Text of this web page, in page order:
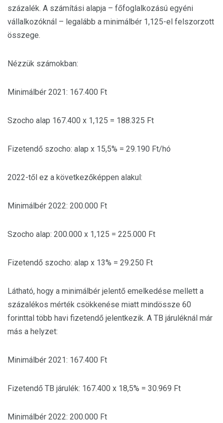
százalék. A számítási alapja – főfoglalkozású egyéni
vállalkozóknál – legalább a minimálbér 1,125-el felszorzott
összege.
Nézzük számokban:
Minimálbér 2021: 167.400 Ft
Szocho alap 167.400 x 1,125 = 188.325 Ft
Fizetendő szocho: alap x 15,5% = 29.190 Ft/hó
2022-től ez a következőképpen alakul:
Minimálbér 2022: 200.000 Ft
Szocho alap: 200.000 x 1,125 = 225.000 Ft
Fizetendő szocho: alap x 13% = 29.250 Ft
Látható, hogy a minimálbér jelentő emelkedése mellett a
százalékos mérték csökkenése miatt mindössze 60
forinttal több havi fizetendő jelentkezik. A TB járuléknál már
más a helyzet:
Minimálbér 2021: 167.400 Ft
Fizetendő TB járulék: 167.400 x 18,5% = 30.969 Ft
Minimálbér 2022: 200.000 Ft